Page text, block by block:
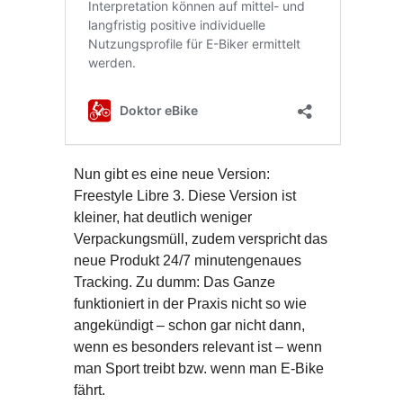
Nun gibt es eine neue Version:
Freestyle Libre 3. Diese Version ist
kleiner, hat deutlich weniger
Verpackungsmüll, zudem verspricht das
neue Produkt 24/7 minutengenaues
Tracking. Zu dumm: Das Ganze
funktioniert in der Praxis nicht so wie
angekündigt – schon gar nicht dann,
wenn es besonders relevant ist – wenn
man Sport treibt bzw. wenn man E-Bike
fährt.